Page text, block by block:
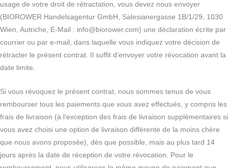
usage de votre droit de rétractation, vous devez nous envoyer
(BIOROWER Handelsagentur GmbH, Salesianergasse 1B/1/29, 1030
Wien, Autriche, E-Mail : info@biorower.com) une déclaration écrite par
courrier ou par e-mail, dans laquelle vous indiquez votre décision de
rétracter le présent contrat. Il suffit d’envoyer votre révocation avant la
date limite.
Si vous révoquez le présent contrat, nous sommes tenus de vous
rembourser tous les paiements que vous avez effectués, y compris les
frais de livraison (à l’exception des frais de livraison supplémentaires si
vous avez choisi une option de livraison différente de la moins chère
que nous avons proposée), dès que possible, mais au plus tard 14
jours après la date de réception de votre révocation. Pour le